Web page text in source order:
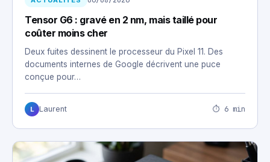
Tensor G6 : gravé en 2 nm, mais taillé pour
coûter moins cher
Deux fuites dessinent le processeur du Pixel 11. Des
documents internes de Google décrivent une puce
conçue pour…
L Laurent ⏱ 6 min